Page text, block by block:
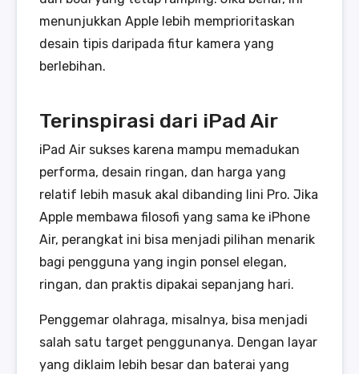
menunjukkan Apple lebih memprioritaskan
desain tipis daripada fitur kamera yang
berlebihan.
Terinspirasi dari iPad Air
iPad Air sukses karena mampu memadukan
performa, desain ringan, dan harga yang
relatif lebih masuk akal dibanding lini Pro. Jika
Apple membawa filosofi yang sama ke iPhone
Air, perangkat ini bisa menjadi pilihan menarik
bagi pengguna yang ingin ponsel elegan,
ringan, dan praktis dipakai sepanjang hari.
Penggemar olahraga, misalnya, bisa menjadi
salah satu target penggunanya. Dengan layar
yang diklaim lebih besar dan baterai yang